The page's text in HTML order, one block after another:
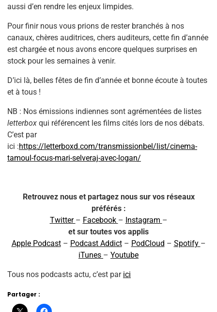
aussi d’en rendre les enjeux limpides.
Pour finir nous vous prions de rester branchés à nos
canaux, chères auditrices, chers auditeurs, cette fin d’année
est chargée et nous avons encore quelques surprises en
stock pour les semaines à venir.
D’ici là, belles fêtes de fin d’année et bonne écoute à toutes
et à tous !
NB : Nos émissions indiennes sont agrémentées de listes
letterbox qui référencent les films cités lors de nos débats.
C’est par
ici :https://letterboxd.com/transmissionbel/list/cinema-
tamoul-focus-mari-selveraj-avec-logan/
Retrouvez nous et partagez nous sur vos réseaux
préférés :
Twitter – Facebook – Instagram –
et sur toutes vos applis
Apple Podcast– Podcast Addict– PodCloud – Spotify –
iTunes – Youtube
Tous nos podcasts actu, c’est par ici
Partager :